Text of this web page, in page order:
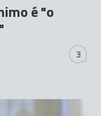
é "o
3